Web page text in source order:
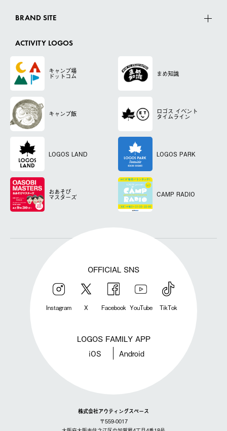
BRAND SITE
ACTIVITY LOGOS
キャンプ場
ドットコム まめ知識
キャンプ飯 ロゴス イベント
タイムライン
LOGOS LAND LOGOS PARK
おあそび
マスターズ CAMP RADIO
OFFICIAL SNS
Instagram X Facebook YouTube TikTok
LOGOS FAMILY APP
iOS Android
株式会社アウティングスペース
〒559-0017